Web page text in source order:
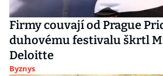
Firmy couvají od Prague
duhovému festivalu škrtl
Deloitte
Byznys